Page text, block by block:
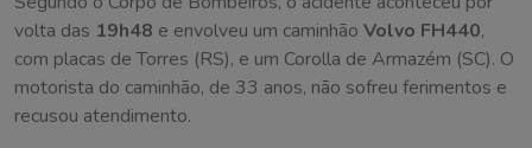
volta das 19h48 e envolveu um caminhão Volvo FH440,
com placas de Torres (RS), e um Corolla de Armazém (SC). O
motorista do caminhão, de 33 anos, não sofreu ferimentos e
recusou atendimento.